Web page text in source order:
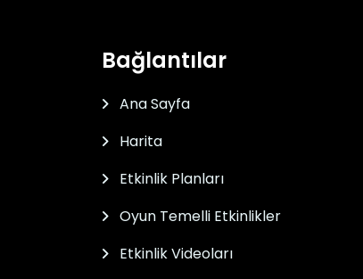
Bağlantılar
Ana Sayfa
Harita
Etkinlik Planları
Oyun Temelli Etkinlikler
Etkinlik Videoları